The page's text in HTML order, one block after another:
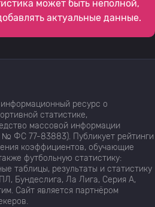
может быть неполной,
актуальные данные.
ресурс о
статистике,
массовой информации
ФС 77-83883). Публикует рейтинги
коэффициентов, обучающие
футбольную статистику:
таблицы, результаты и статистику
Бундеслига, Ла Лига, Серия А,
Сайт является партнёром